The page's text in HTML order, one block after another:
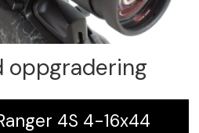
oppgradering
4S 4-16x44